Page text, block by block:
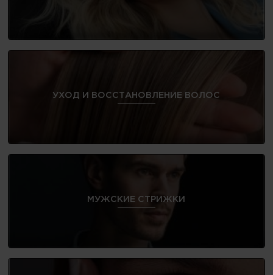
УХОД И ВОССТАНОВЛЕНИЕ ВОЛОС
МУЖСКИЕ СТРИЖКИ